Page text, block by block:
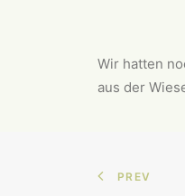
Wir hatten
aus der
PREV